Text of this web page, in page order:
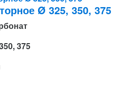
Ø 325, 350, 375
375